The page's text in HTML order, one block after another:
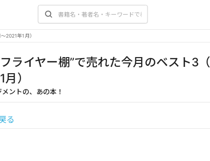
2021年1月）
ライヤー棚”で売れた今月のベスト3
）
ントの、あの本！
る